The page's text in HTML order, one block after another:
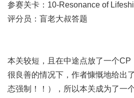
参赛关卡：10-Resonance of
评分员：盲老大叔答题
本关较短，且在中途点放了一个
很良善的情况下，作者慷慨地给出
态强制！！），所以本关成为了一